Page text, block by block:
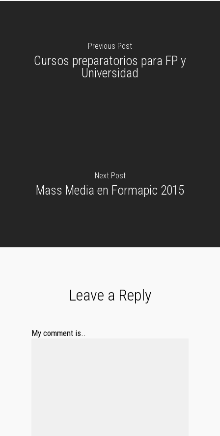
Previous Post
Cursos preparatorios para FP y
Universidad
Next Post
Mass Media en Formapic 2015
Leave a Reply
My comment is..